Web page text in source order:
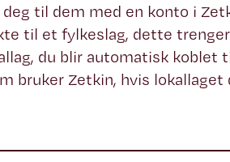
deg til dem med en konto i
til et fylkeslag, dette
du blir automatisk koblet
bruker Zetkin, hvis